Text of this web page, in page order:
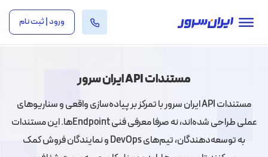
ورود | ثبت نام
مستندات API ایران سرور
مستندات API ایران‌ سرور با تمرکز بر پیاده‌سازی واقعی و سناریوهای
عملی طراحی شده‌اند، نه صرفا معرفی فنی Endpointها. این مستندات
به توسعه‌دهندگان، تیم‌های DevOps و نمایندگان فروش کمک